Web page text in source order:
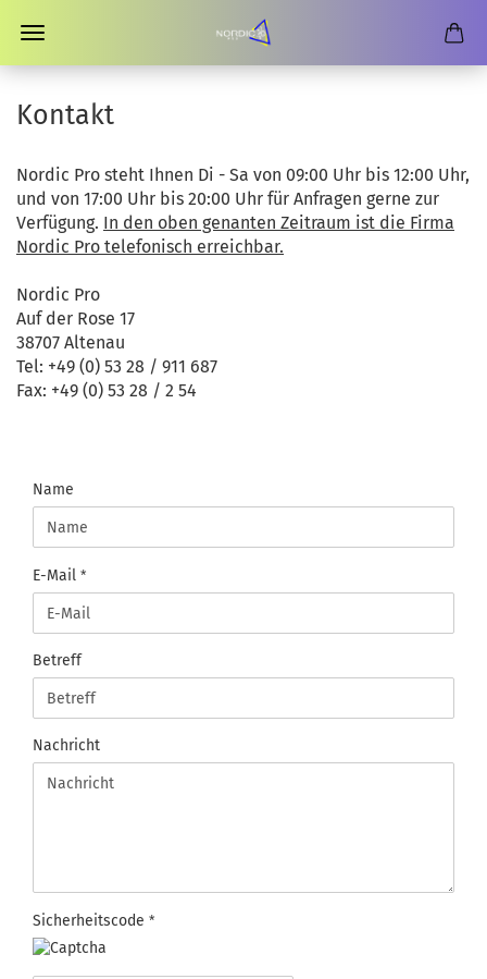
Kontakt
Nordic Pro steht Ihnen Di - Sa von 09:00 Uhr bis 12:00 Uhr,
und von 17:00 Uhr bis 20:00 Uhr für Anfragen gerne zur
Verfügung. In den oben genanten Zeitraum ist die Firma
Nordic Pro telefonisch erreichbar.
Nordic Pro
Auf der Rose 17
38707 Altenau
Tel: +49 (0) 53 28 / 911 687
Fax: +49 (0) 53 28 / 2 54
KONTAKT
Name
E-Mail
Betreff
Nachricht
Sicherheitscode